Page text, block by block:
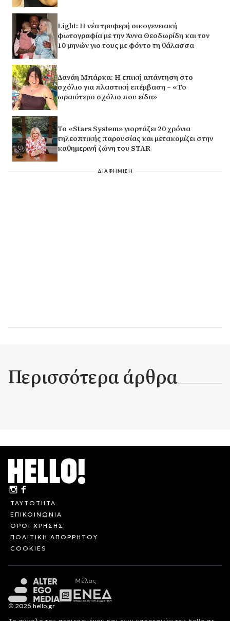
Light: Η νέα τρυφερή οικογενειακή
φωτογραφία με την Άννα Θεοδωρίδη και τον
10 μηνών γιο τους με φόντο τη θάλασσα
Δανάη Μπάρκα: Η επική απάντηση στο
σχόλιο για πλαστική επέμβαση – «Το
ωραιότερο σχόλιο που είδα»
Το «Stars System» γιορτάζει 20 χρόνια
τηλεοπτικής παρουσίας και μετακομίζει στην
καθημερινή ζώνη του STAR
ΔΙΑΦΗΜΙΣΗ
Περισσότερα άρθρα
ΤΑΥΤΟΤΗΤΑ
ΕΠΙΚΟΙΝΩΝΙΑ
ΟΡΟΙ ΧΡΗΣΗΣ
ΠΟΛΙΤΙΚΗ ΑΠΟΡΡΗΤΟΥ
COOKIES
© 2026 hello.gr